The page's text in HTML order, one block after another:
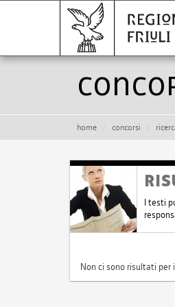
home concorsi
I testi
Non ci sono risultati per